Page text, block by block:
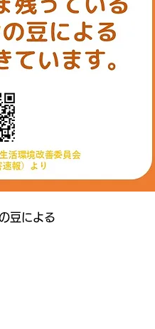
豆による